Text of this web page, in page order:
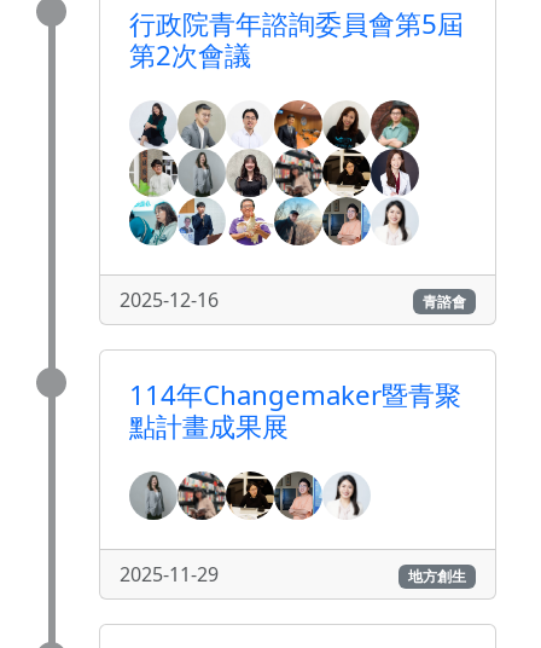
行政院青年諮詢委員會第5屆
第2次會議
2025-12-16 青諮會
114年Changemaker暨青聚
點計畫成果展
2025-11-29 地方創生